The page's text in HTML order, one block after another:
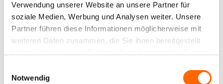
Verwendung unserer Website an unsere Partner für
soziale Medien, Werbung und Analysen weiter. Unsere
Partner führen diese Informationen möglicherweise mit
weiteren Daten zusammen, die Sie ihnen bereitgestellt
Notwendig